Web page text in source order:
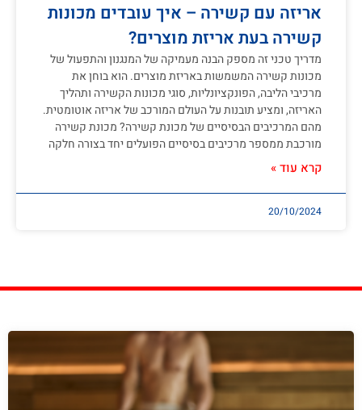
אריזה עם קשירה – איך עובדים מכונות
קשירה בעת אריזת מוצרים?
מדריך טכני זה מספק הבנה מעמיקה של המנגנון והתפעול של
מכונות קשירה המשמשות באריזת מוצרים. הוא בוחן את
מרכיבי הליבה, הפונקציונליות, סוגי מכונות הקשירה ותהליך
האריזה, ומציע תובנות על העולם המורכב של אריזה אוטומטית.
מהם המרכיבים הבסיסיים של מכונת קשירה? מכונת קשירה
מורכבת ממספר מרכיבים בסיסיים הפועלים יחד בצורה חלקה
קרא עוד »
20/10/2024